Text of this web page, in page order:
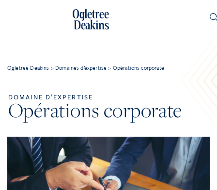
Ogletree Deakins > Domaines d’expertise > Opérations corporate
DOMAINE D’EXPERTISE
Opérations corporate